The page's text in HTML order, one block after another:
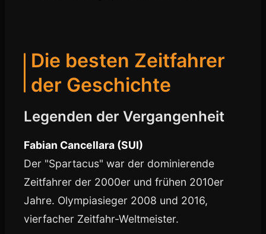
Die besten Zeitfahrer
der Geschichte
Legenden der Vergangenheit
Fabian Cancellara (SUI)
Der "Spartacus" war der dominierende
Zeitfahrer der 2000er und frühen 2010er
Jahre. Olympiasieger 2008 und 2016,
vierfacher Zeitfahr-Weltmeister.